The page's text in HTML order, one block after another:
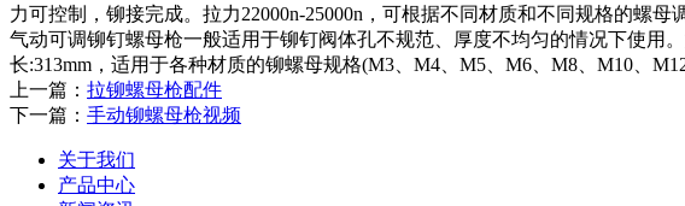
力可控制，铆接完成。拉力22000n-25000n，可根据不同材质和不同规格的螺母
气动可调铆钉螺母枪一般适用于铆钉阀体孔不规范、厚度不均匀的情况下使用
长:313mm，适用于各种材质的铆螺母规格(M3、M4、M5、M6、M8、M10、
上一篇： 拉铆螺母枪配件
下一篇： 手动铆螺母枪视频
关于我们
产品中心